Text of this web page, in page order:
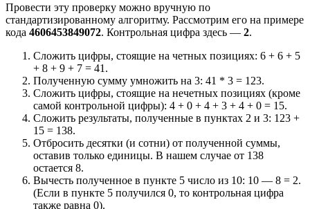
Провести эту проверку можно вручную по
стандартизированному алгоритму. Рассмотрим его на примере
кода 4606453849072. Контрольная цифра здесь — 2.
Сложить цифры, стоящие на четных позициях: 6 + 6 + 5
+ 8 + 9 + 7 = 41.
Полученную сумму умножить на 3: 41 * 3 = 123.
Сложить цифры, стоящие на нечетных позициях (кроме
самой контрольной цифры): 4 + 0 + 4 + 3 + 4 + 0 = 15.
Сложить результаты, полученные в пунктах 2 и 3: 123 +
15 = 138.
Отбросить десятки (и сотни) от полученной суммы,
оставив только единицы. В нашем случае от 138
остается 8.
Вычесть полученное в пункте 5 число из 10: 10 — 8 = 2.
(Если в пункте 5 получился 0, то контрольная цифра
также равна 0).